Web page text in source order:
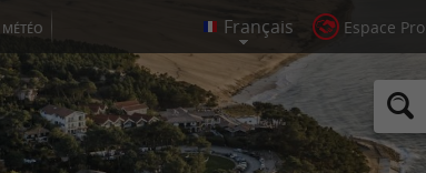
MÉTÉO Espace Pro